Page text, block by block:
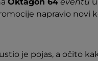
napravio novi
je pojas, a očito